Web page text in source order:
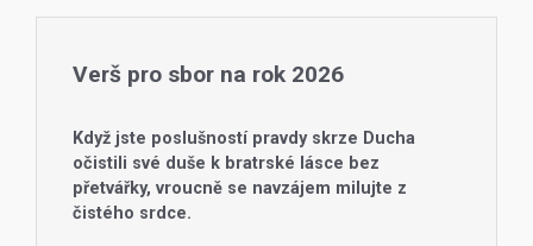
Verš pro sbor na rok 2026
Když jste poslušností pravdy skrze Ducha
očistili své duše k bratrské lásce bez
přetvářky, vroucně se navzájem milujte z
čistého srdce.